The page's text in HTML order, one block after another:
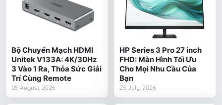
Bộ Chuyển Mạch HDMI
Unitek V133A: 4K/30Hz
3 Vào 1 Ra, Thỏa Sức Giải
Trí Cùng Remote
05 August, 2026
HP Series 3 Pro 27 inch
FHD: Màn Hình Tối Ưu
Cho Mọi Nhu Cầu Của
Bạn
25 July, 2026